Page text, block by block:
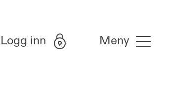
Logg inn Meny